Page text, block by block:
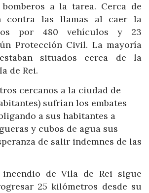
a la tarea. Cerca de
contra las llamas al caer la
por 480 vehículos y 23
Protección Civil. La mayoría
situados cerca de la
de Rei.
cercanos a la ciudad de
sufrían los embates
a sus habitantes a
y cubos de agua sus
de salir indemnes de las
incendio de Vila de Rei sigue
25 kilómetros desde su